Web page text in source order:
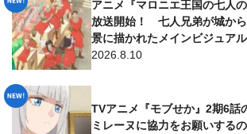
アニメ『マロニエ王国の七人
放送開始！ 七人兄弟が城か
景に描かれたメインビジュア
2026.8.10
TVアニメ『モブせか』2期6
ミレーヌに協力をお願いする